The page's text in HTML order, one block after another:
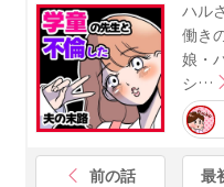
ハル
働き
娘・
シ…
前の話 最